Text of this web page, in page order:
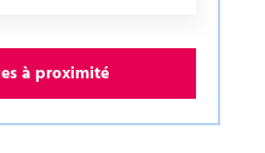
à proximité